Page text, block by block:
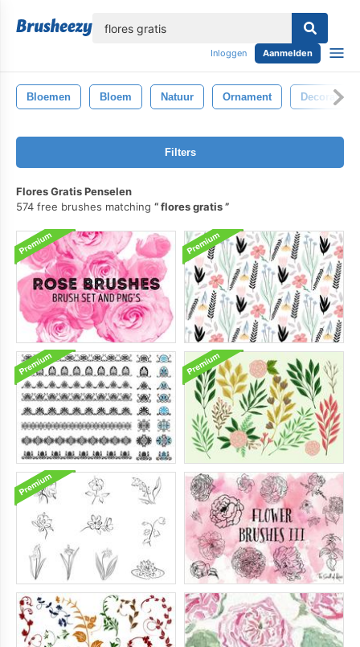
Inloggen Aanmelden
Bloemen Bloem Natuur Ornament Decoratie
Filters
Flores Gratis Penselen
574 free brushes matching
flores gratis